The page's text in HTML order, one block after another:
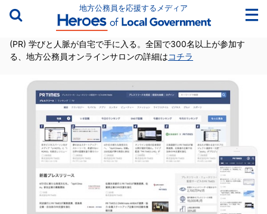
地方公務員を応援するメディア
(PR) 学びと人脈が自宅で手に入る。全国で300名以上が参加す
る、地方公務員オンラインサロンの詳細はコチラ